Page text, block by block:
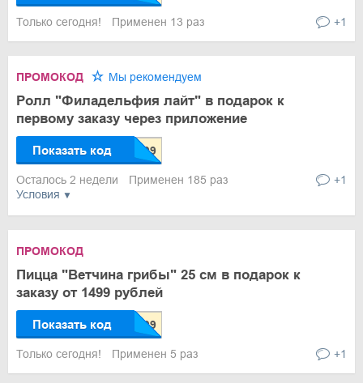
Только сегодня! Применен 13 раз +1
Условия
ПРОМОКОД Мы рекомендуем
Ролл "Филадельфия лайт" в подарок к
первому заказу через приложение
Показать код
Осталось 2 недели Применен 185 раз +1
ПРОМОКОД
Пицца "Ветчина грибы" 25 см в подарок к
заказу от 1499 рублей
Показать код
Только сегодня! Применен 5 раз +1